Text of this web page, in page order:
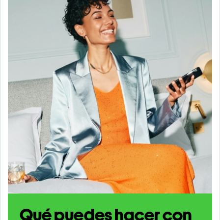
Qué puedes hacer con